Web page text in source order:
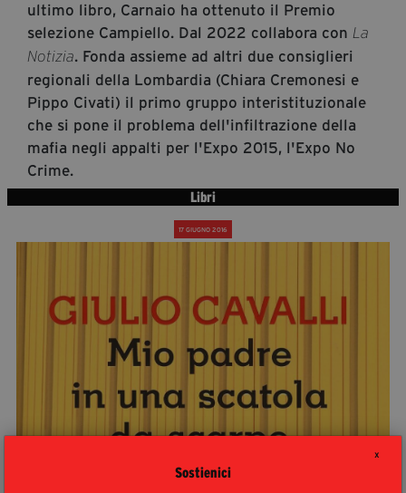
X
Sostienici
ultimo libro, Carnaio ha ottenuto il Premio
selezione Campiello. Dal 2022 collabora con La
Notizia. Fonda assieme ad altri due consiglieri
regionali della Lombardia (Chiara Cremonesi e
Pippo Civati) il primo gruppo interistituzionale
che si pone il problema dell'infiltrazione della
mafia negli appalti per l'Expo 2015, l'Expo No
Crime.
Libri
17 GIUGNO 2016